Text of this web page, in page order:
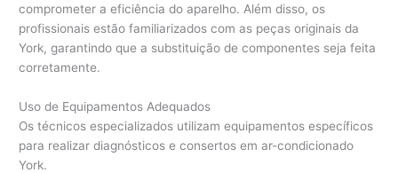
comprometer a eficiência do aparelho. Além disso, os
profissionais estão familiarizados com as peças originais da
York, garantindo que a substituição de componentes seja feita
corretamente.
Uso de Equipamentos Adequados
Os técnicos especializados utilizam equipamentos específicos
para realizar diagnósticos e consertos em ar-condicionado
York.